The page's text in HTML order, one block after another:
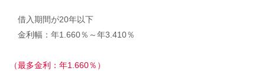
借入期間が20年以下
金利幅：年1.660％～年3.410％
（最多金利：年1.660％）